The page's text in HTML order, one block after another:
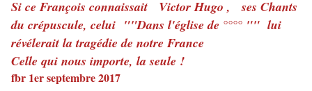
Si ce François connaissait Victor Hugo , ses Chants
du crépuscule, celui ""Dans l'église de °°°° "" lui
révélerait la tragédie de notre France
Celle qui nous importe, la seule !
fbr 1er septembre 2017